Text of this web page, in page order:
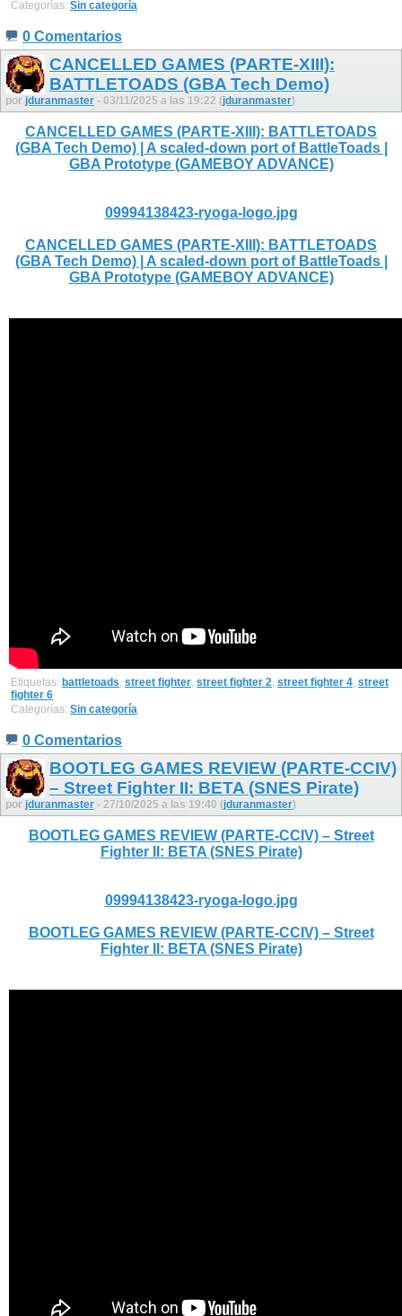
Categorías: Sin categoría
0 Comentarios
CANCELLED GAMES (PARTE-XIII):
BATTLETOADS (GBA Tech Demo)
por jduranmaster - 03/11/2025 a las 19:22 (jduranmaster)
CANCELLED GAMES (PARTE-XIII): BATTLETOADS
(GBA Tech Demo) | A scaled-down port of BattleToads |
GBA Prototype (GAMEBOY ADVANCE)
09994138423-ryoga-logo.jpg
CANCELLED GAMES (PARTE-XIII): BATTLETOADS
(GBA Tech Demo) | A scaled-down port of BattleToads |
GBA Prototype (GAMEBOY ADVANCE)
Etiquetas: battletoads street fighter street fighter 2 street fighter 4 street
fighter 6
Categorías: Sin categoría
0 Comentarios
BOOTLEG GAMES REVIEW (PARTE-CCIV)
– Street Fighter II: BETA (SNES Pirate)
por jduranmaster - 27/10/2025 a las 19:40 (jduranmaster)
BOOTLEG GAMES REVIEW (PARTE-CCIV) – Street
Fighter II: BETA (SNES Pirate)
09994138423-ryoga-logo.jpg
BOOTLEG GAMES REVIEW (PARTE-CCIV) – Street
Fighter II: BETA (SNES Pirate)